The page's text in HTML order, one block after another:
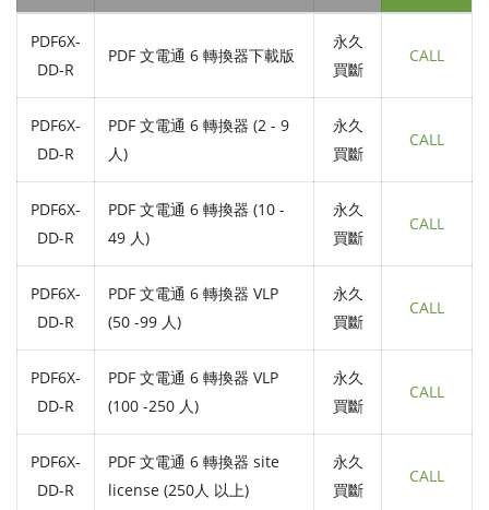
PDF6X-
DD-R
PDF 文電通 6 轉換器下載版
永久
買斷
CALL
PDF6X-
DD-R
PDF 文電通 6 轉換器 (2 - 9
人)
永久
買斷
CALL
PDF6X-
DD-R
PDF 文電通 6 轉換器 (10 -
49 人)
永久
買斷
CALL
PDF6X-
DD-R
PDF 文電通 6 轉換器 VLP
(50 -99 人)
永久
買斷
CALL
PDF6X-
DD-R
PDF 文電通 6 轉換器 VLP
(100 -250 人)
永久
買斷
CALL
PDF6X-
DD-R
PDF 文電通 6 轉換器 site
license (250人 以上)
永久
買斷
CALL